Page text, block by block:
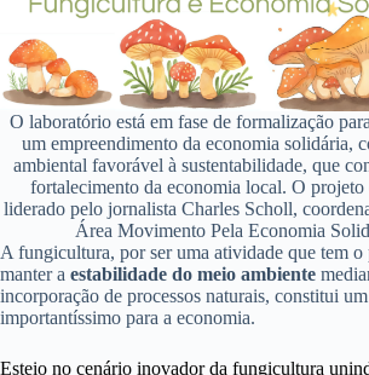
O laboratório está em fase de formalização
um empreendimento da economia solidária,
ambiental favorável à sustentabilidade, que
fortalecimento da economia local. O projeto
liderado pelo jornalista Charles Scholl,
Área Movimento Pela Economia
A fungicultura, por ser uma atividade que tem o
manter a estabilidade do meio ambiente
incorporação de processos naturais, constitui
importantíssimo para a economia.
Esteio no cenário inovador da fungicultura